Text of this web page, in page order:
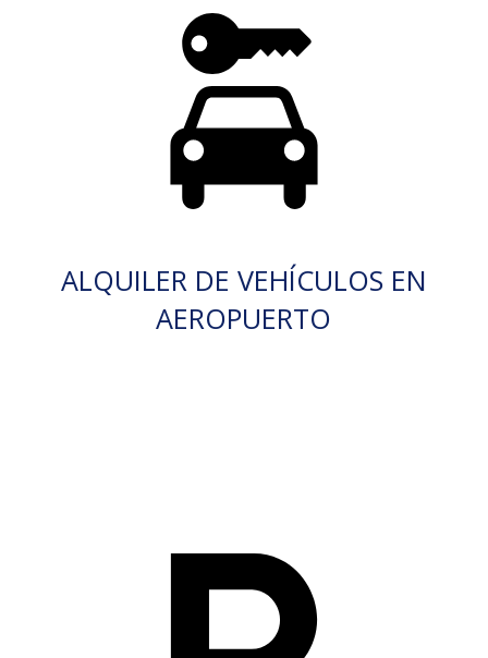
ALQUILER DE VEHÍCULOS EN
AEROPUERTO